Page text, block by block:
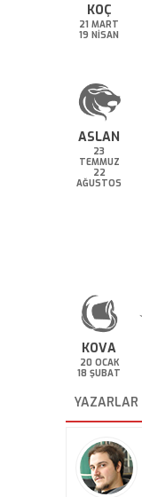
KOÇ
21 MART
19 NİSAN
ASLAN
23
TEMMUZ
22
AĞUSTOS
KOVA
20 OCAK
18 ŞUBAT
YAZARLAR